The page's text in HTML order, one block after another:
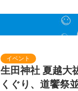
生田神社 夏越大
くぐり、道饗祭